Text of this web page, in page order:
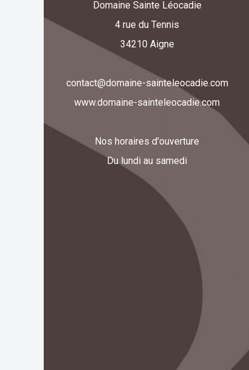
Domaine Sainte Léocadie
4 rue du Tennis
34210 Aigne
contact@domaine-sainteleocadie.com
www.domaine-sainteleocadie.com
Nos horaires d'ouverture
Du lundi au samedi